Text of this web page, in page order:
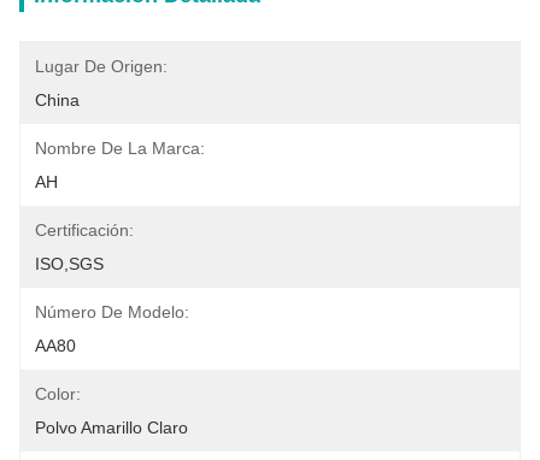
Lugar De Origen:
China
Nombre De La Marca:
AH
Certificación:
ISO,SGS
Número De Modelo:
AA80
Color:
Polvo Amarillo Claro